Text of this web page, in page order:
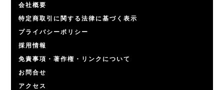
会社概要
特定商取引に関する法律に基づく表示
プライバシーポリシー
採用情報
免責事項・著作権・リンクについて
お問合せ
アクセス